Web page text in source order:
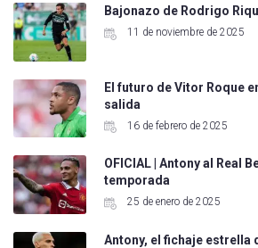
Bajonazo de Rodrigo
11 de noviembre de 2025
El futuro de Vitor Roque
salida
16 de febrero de 2025
OFICIAL | Antony al Real
temporada
25 de enero de 2025
Antony, el fichaje estrella